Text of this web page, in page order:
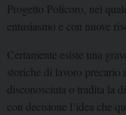
Progetto Policoro, nel
entusiasmo e con nuove
Certamente esiste una
storiche di lavoro precario
disconosciuta o tradita la
con decisione l’idea che